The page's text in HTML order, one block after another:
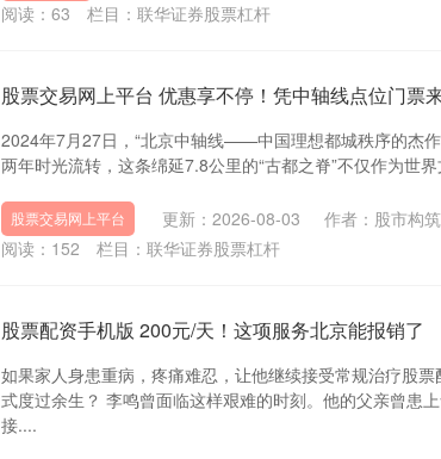
阅读： 63 栏目： 联华证券股票杠杆
股票交易网上平台 优惠享不停！凭中轴线点位门票
2024年7月27日，“北京中轴线——中国理想都城秩序的杰作
两年时光流转，这条绵延7.8公里的“古都之脊”不仅作为世
股票交易网上平台 更新：2026-08-03
作者：股市构
阅读： 152 栏目： 联华证券股票杠杆
股票配资手机版 200元/天！这项服务北京能报销了
如果家人身患重病，疼痛难忍，让他继续接受常规治疗股
式度过余生？ 李鸣曾面临这样艰难的时刻。他的父亲曾患
接....